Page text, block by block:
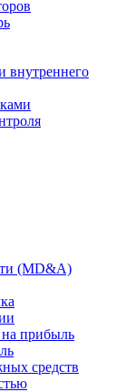
внутреннего
(MD&A)
прибыль
средств